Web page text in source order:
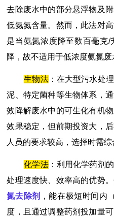
去除废水中的部分悬浮物及
低氨氮含量。然而，此法对
是当氨氮浓度降至数百毫克
降，故不适用于低浓度氨氮废
生物法：在大型污水处
泥、特定菌种等生物体系，
效降解废水中的可生化有机
效果稳定，但前期投资大，
人员的要求较高，选择时需综
化学法：利用化学药剂
处理速度快、效率高的优势
氮去除剂
，能在极短时间内
度，且通过调整药剂投加量